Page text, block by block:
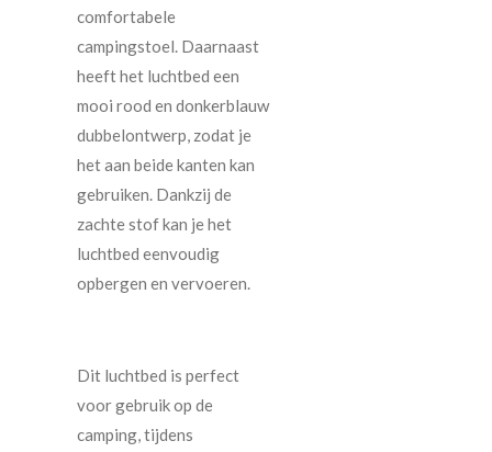
comfortabele
campingstoel. Daarnaast
heeft het luchtbed een
mooi rood en donkerblauw
dubbelontwerp, zodat je
het aan beide kanten kan
gebruiken. Dankzij de
zachte stof kan je het
luchtbed eenvoudig
opbergen en vervoeren.
Dit luchtbed is perfect
voor gebruik op de
camping, tijdens